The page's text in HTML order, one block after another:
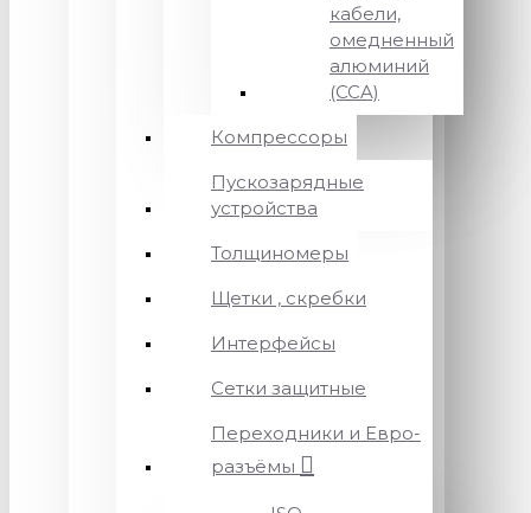
кабели,
омедненный
алюминий
(CCA)
Компрессоры
Пускозарядные
устройства
Толщиномеры
Щетки , скребки
Интерфейсы
Сетки защитные
Переходники и Евро-
разъёмы